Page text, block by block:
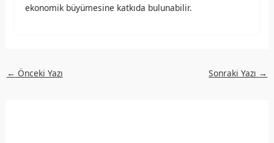
ekonomik büyümesine katkıda bulunabilir.
← Önceki Yazı Sonraki Yazı →